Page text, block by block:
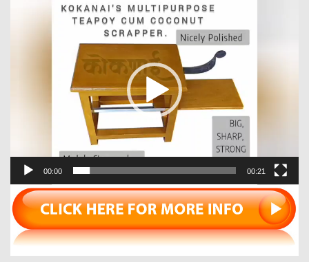
00:00 00:21